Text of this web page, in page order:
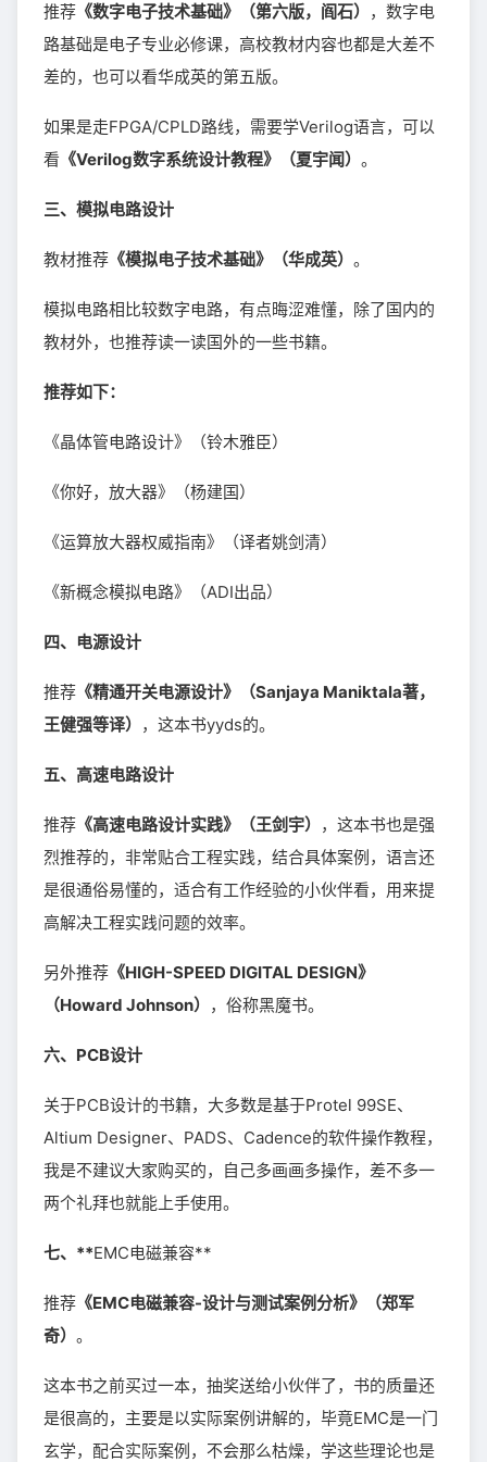
推荐 《数字电子技术基础》（第六版，阎石） ，数字电
路基础是电子专业必修课，高校教材内容也都是大差不
差的，也可以看华成英的第五版。
如果是走FPGA/CPLD路线，需要学Verilog语言，可以
看 《Verilog数字系统设计教程》（夏宇闻） 。
三、模拟电路设计
教材推荐 《模拟电子技术基础》（华成英） 。
模拟电路相比较数字电路，有点晦涩难懂，除了国内的
教材外，也推荐读一读国外的一些书籍。
推荐如下：
《晶体管电路设计》（铃木雅臣）
《你好，放大器》（杨建国）
《运算放大器权威指南》（译者姚剑清）
《新概念模拟电路》（ADI出品）
四、电源设计
推荐 《精通开关电源设计》（Sanjaya Maniktala著，
王健强等译） ，这本书yyds的。
五、高速电路设计
推荐 《高速电路设计实践》（王剑宇） ，这本书也是强
烈推荐的，非常贴合工程实践，结合具体案例，语言还
是很通俗易懂的，适合有工作经验的小伙伴看，用来提
高解决工程实践问题的效率。
另外推荐 《HIGH-SPEED DIGITAL DESIGN》
（Howard Johnson） ，俗称黑魔书。
六、PCB设计
关于PCB设计的书籍，大多数是基于Protel 99SE、
Altium Designer、PADS、Cadence的软件操作教程，
我是不建议大家购买的，自己多画画多操作，差不多一
两个礼拜也就能上手使用。
七、**EMC电磁兼容**
推荐 《EMC电磁兼容-设计与测试案例分析》（郑军
奇） 。
这本书之前买过一本，抽奖送给小伙伴了，书的质量还
是很高的，主要是以实际案例讲解的，毕竟EMC是一门
玄学，配合实际案例，不会那么枯燥，学这些理论也是